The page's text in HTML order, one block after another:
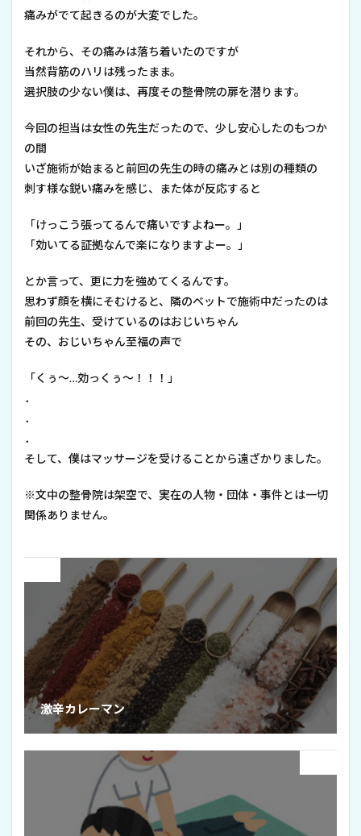
痛みがでて起きるのが大変でした。
それから、その痛みは落ち着いたのですが
当然背筋のハリは残ったまま。
選択肢の少ない僕は、再度その整骨院の扉を潜ります。
今回の担当は女性の先生だったので、少し安心したのもつか
の間
いざ施術が始まると前回の先生の時の痛みとは別の種類の
刺す様な鋭い痛みを感じ、また体が反応すると
「けっこう張ってるんで痛いですよねー。」
「効いてる証拠なんで楽になりますよー。」
とか言って、更に力を強めてくるんです。
思わず顔を横にそむけると、隣のベットで施術中だったのは
前回の先生、受けているのはおじいちゃん
その、おじいちゃん至福の声で
「くぅ～…効っくぅ～！！！」
．
．
．
そして、僕はマッサージを受けることから遠ざかりました。
※文中の整骨院は架空で、実在の人物・団体・事件とは一切
関係ありません。
激辛カレーマン